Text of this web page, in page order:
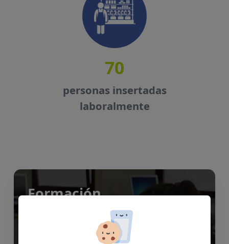
70
personas insertadas
laboralmente
Formación